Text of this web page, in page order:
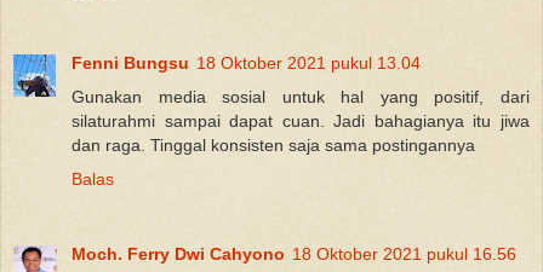
Fenni Bungsu 18 Oktober 2021 pukul 13.04
Gunakan media sosial untuk hal yang positif, dari
silaturahmi sampai dapat cuan. Jadi bahagianya itu jiwa
dan raga. Tinggal konsisten saja sama postingannya
Balas
Moch. Ferry Dwi Cahyono 18 Oktober 2021 pukul 16.56